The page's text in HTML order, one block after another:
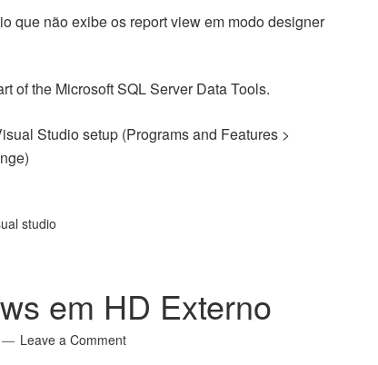
que não exibe os report view em modo designer
of the Microsoft SQL Server Data Tools.
Studio setup (Programs and Features >
studio
em HD Externo
Leave a Comment